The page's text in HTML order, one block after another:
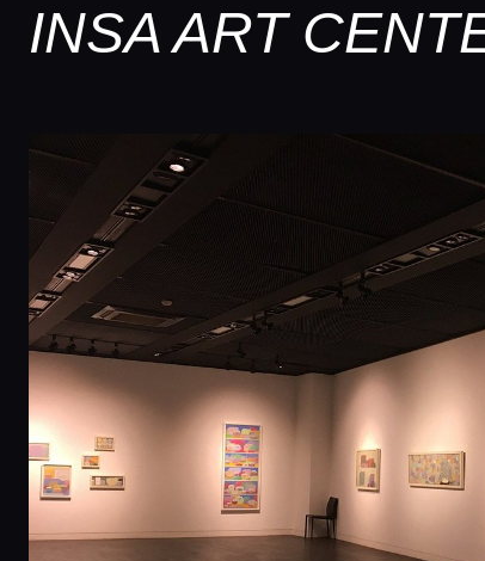
INSA ART